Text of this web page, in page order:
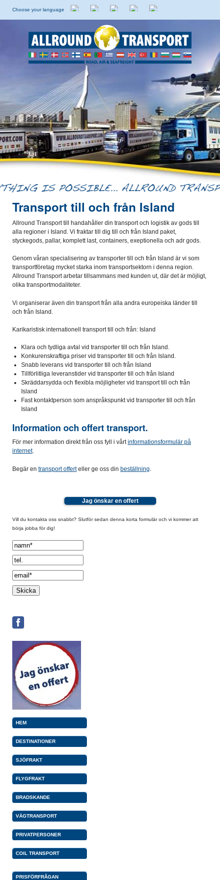
Choose your language
HolländskaEngelskaItalienskaSpanskaSvenska
Transport till och från Island
Allround Transport till handahåller din transport och logistik av gods till
alla regioner i Island. Vi fraktar till dig till och från Island paket,
styckegods, pallar, komplett last, containers, exeptionella och adr gods.
Genom våran specialisering av transporter till och från Island är vi som
transportföretag mycket starka inom transportsektorn i denna region.
Allround Transport arbetar tillsammans med kunden ut, där det är möjligt,
olika transportmodaliteter.
Vi organiserar även din transport från alla andra europeiska länder till
och från Island.
Karikaristisk internationell transport till och från: Island
Klara och tydliga avtal vid transporter till och från Island.
Konkurenskraftiga priser vid transporter till och från Island.
Snabb leverans vid transporter till och från Island
Tillförlitliga leveranstider vid transporter till och från Island
Skräddarsydda och flexibla möjligheter vid transport till och från
Island
Fast kontaktperson som anspråkspunkt vid transporter till och från
Island
Information och offert transport.
För mer information direkt från oss fyll i vårtinformationsformulär på
internet.
Begär en transport offerteller ge oss din beställning
Jag önskar en offert
Vill du kontakta oss snabbt? Slutför sedan denna korta formulär och vi kommer att
börja jobba för dig!
Spamcheck:
HEM
DESTINATIONER
SJÖFRAKT
FLYGFRAKT
BRADSKANDE
VÄGTRANSPORT
PRIVATPERSONER
COIL TRANSPORT
PRISFÖRFRÅGAN